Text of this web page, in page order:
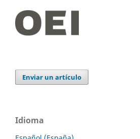
Enviar un artículo
Idioma